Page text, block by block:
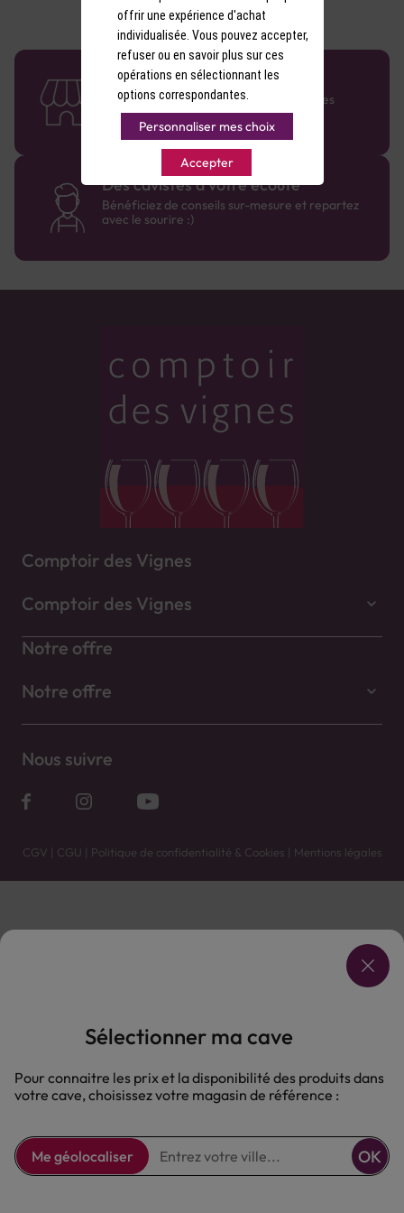
58 caves en France
Retrouvez le réseau Comptoir des Vignes
partout en France !
Des cavistes à votre écoute
Bénéficiez de conseils sur-mesure et repartez
avec le sourire :)
Comptoir des Vignes
Comptoir des Vignes
Notre offre
Notre offre
Nous suivre
CGV | CGU | Politique de confidentialité & Cookies | Mentions légales
Vente uniquement en caves. Contactez votre caviste pour plus de renseignements.
L'ABUS D'ALCOOL EST DANGEREUX POUR LA SANTÉ, À CONSOMMER AVEC MODÉRATION.
Sélectionner ma cave
Pour connaitre les prix et la disponibilité des produits dans
votre cave, choisissez votre magasin de référence :
Me géolocaliser OK
offrir une expérience d'achat
individualisée. Vous pouvez accepter,
refuser ou en savoir plus sur ces
opérations en sélectionnant les
options correspondantes.
Personnaliser mes choix
Accepter